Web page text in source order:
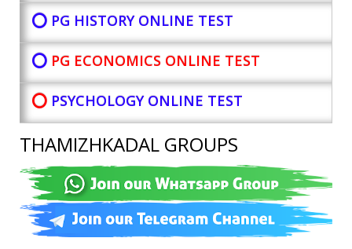
⭕ PG HISTORY ONLINE TEST
⭕ PG ECONOMICS ONLINE TEST
⭕ PSYCHOLOGY ONLINE TEST
THAMIZHKADAL GROUPS